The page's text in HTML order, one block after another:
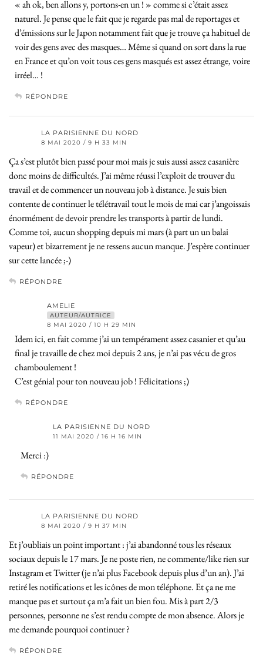
« ah ok, ben allons y, portons-en un ! » comme si c’était assez
naturel. Je pense que le fait que je regarde pas mal de reportages et
d’émissions sur le Japon notamment fait que je trouve ça habituel de
voir des gens avec des masques… Même si quand on sort dans la rue
en France et qu’on voit tous ces gens masqués est assez étrange, voire
irréel… !
RÉPONDRE
LA PARISIENNE DU NORD
8 MAI 2020 / 9 H 33 MIN
Ça s’est plutôt bien passé pour moi mais je suis aussi assez casanière
donc moins de difficultés. J’ai même réussi l’exploit de trouver du
travail et de commencer un nouveau job à distance. Je suis bien
contente de continuer le télétravail tout le mois de mai car j’angoissais
énormément de devoir prendre les transports à partir de lundi.
Comme toi, aucun shopping depuis mi mars (à part un un balai
vapeur) et bizarrement je ne ressens aucun manque. J’espère continuer
sur cette lancée ;-)
RÉPONDRE
AMELIE
AUTEUR/AUTRICE
8 MAI 2020 / 10 H 29 MIN
Idem ici, en fait comme j’ai un tempérament assez casanier et qu’au
final je travaille de chez moi depuis 2 ans, je n’ai pas vécu de gros
chamboulement !
C’est génial pour ton nouveau job ! Félicitations ;)
RÉPONDRE
LA PARISIENNE DU NORD
11 MAI 2020 / 16 H 16 MIN
Merci :)
RÉPONDRE
LA PARISIENNE DU NORD
8 MAI 2020 / 9 H 37 MIN
Et j’oubliais un point important : j’ai abandonné tous les réseaux
sociaux depuis le 17 mars. Je ne poste rien, ne commente/like rien sur
Instagram et Twitter (je n’ai plus Facebook depuis plus d’un an). J’ai
retiré les notifications et les icônes de mon téléphone. Et ça ne me
manque pas et surtout ça m’a fait un bien fou. Mis à part 2/3
personnes, personne ne s’est rendu compte de mon absence. Alors je
me demande pourquoi continuer ?
RÉPONDRE